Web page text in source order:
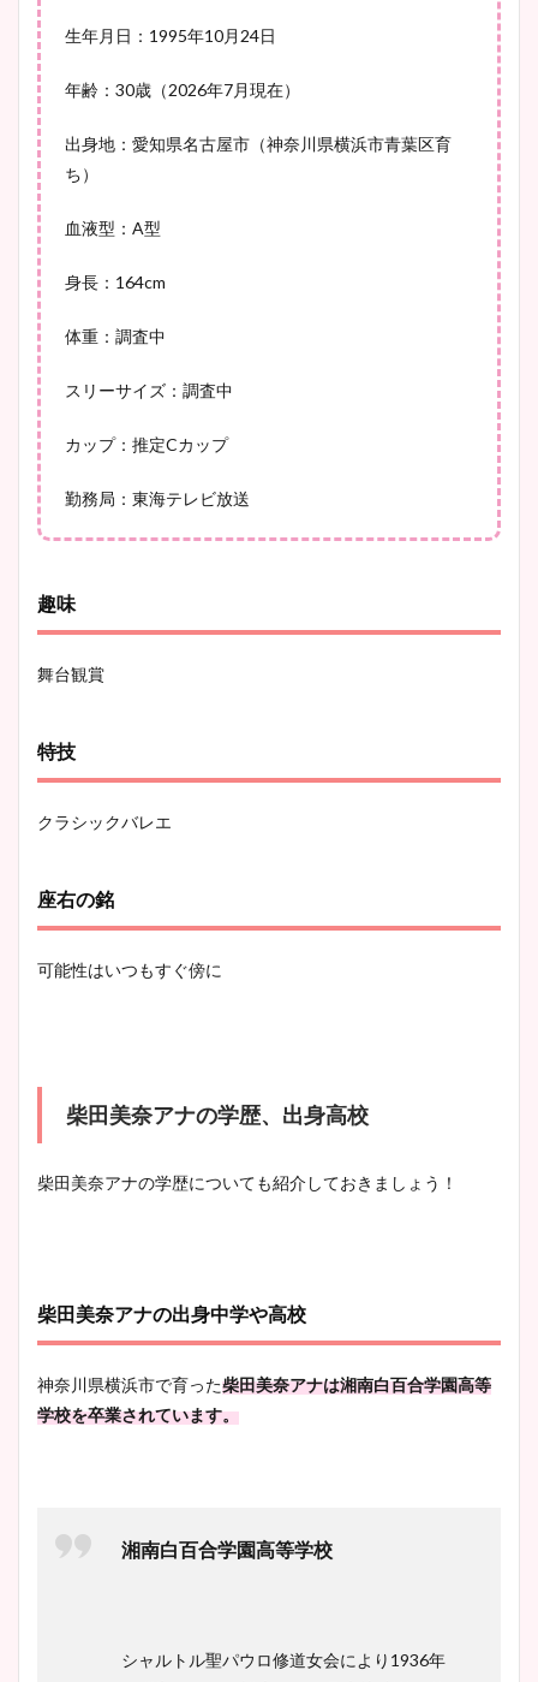
豊島実季アナのカップ画像ま
とめ！美脚や水着姿に年齢も
調査！
宇賀神メグアナのニット画像
まとめ！足も美脚でカップも
池谷実悠アナのメガネ画像が
かわいい！カップや水着姿も
生年月日：1995年10月24日
年齢：30歳（2026年7月現在）
出身地：愛知県名古屋市（神奈川県横浜市青葉区育
ち）
血液型：A型
身長：164cm
体重：調査中
スリーサイズ：調査中
カップ：推定Cカップ
勤務局：東海テレビ放送
趣味
舞台観賞
特技
クラシックバレエ
座右の銘
可能性はいつもすぐ傍に
柴田美奈アナの学歴、出身高校
柴田美奈アナの学歴についても紹介しておきましょう！
柴田美奈アナの出身中学や高校
神奈川県横浜市で育った柴田美奈アナは湘南白百合学園高等
学校を卒業されています。
湘南白百合学園高等学校
シャルトル聖パウロ修道女会により1936年